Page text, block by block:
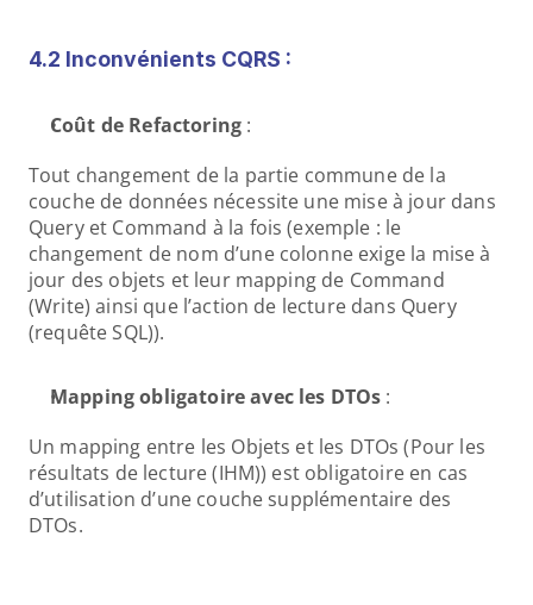
4.2 Inconvénients CQRS :
Coût de Refactoring :
Tout changement de la partie commune de la
couche de données nécessite une mise à jour dans
Query et Command à la fois (exemple : le
changement de nom d’une colonne exige la mise à
jour des objets et leur mapping de Command
(Write) ainsi que l’action de lecture dans Query
(requête SQL)).
Mapping obligatoire avec les DTOs :
Un mapping entre les Objets et les DTOs (Pour les
résultats de lecture (IHM)) est obligatoire en cas
d’utilisation d’une couche supplémentaire des
DTOs.